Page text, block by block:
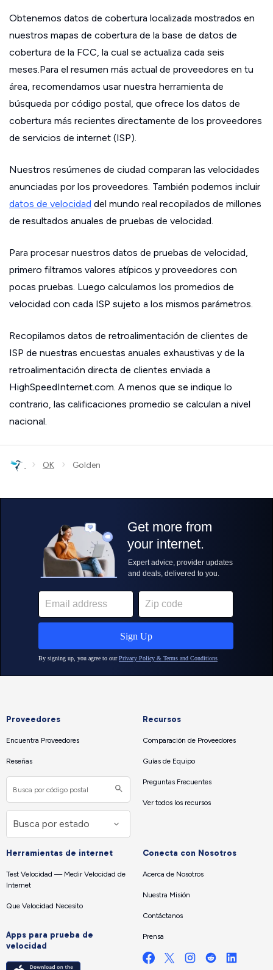
Obtenemos datos de cobertura localizada mostrados en
nuestros mapas de cobertura de la base de datos de
cobertura de la FCC, la cual se actualiza cada seis
meses.Para el resumen más actual de proveedores en tu
área, recomendamos usar nuestra herramienta de
búsqueda por código postal, que ofrece los datos de
cobertura más recientes directamente de los proveedores
de servicios de internet (ISP).
Nuestros resúmenes de ciudad comparan las velocidades
anunciadas por los proveedores. También podemos incluir
datos de velocidad del mundo real recopilados de millones
de resultados anuales de pruebas de velocidad.
Para procesar nuestros datos de pruebas de velocidad,
primero filtramos valores atípicos y proveedores con
pocas pruebas. Luego calculamos los promedios de
velocidad con cada ISP sujeto a los mismos parámetros.
Recopilamos datos de retroalimentación de clientes de
ISP de nuestras encuestas anuales exhaustivas y de la
retroalimentación directa de clientes enviada a
HighSpeedInternet.com. A menos que se indique lo
contrario, las calificaciones promedio se calculan a nivel
nacional.
› OK › Golden
Proveedores
Encuentra Proveedores
Reseñas
Recursos
Comparación de Proveedores
Guías de Equipo
Preguntas Frecuentes
Ver todos los recursos
Herramientas de internet
Test Velocidad — Medir Velocidad de
Internet
Que Velocidad Necesito
Apps para prueba de
velocidad
Conecta con Nosotros
Acerca de Nosotros
Nuestra Misión
Contáctanos
Prensa